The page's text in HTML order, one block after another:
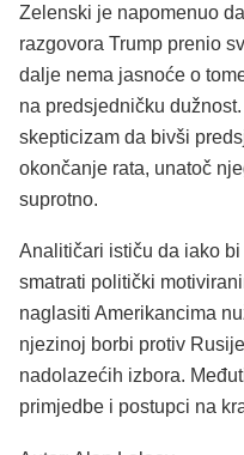
Zelenski je napomenuo
razgovora Trump prenio
dalje nema jasnoće o
na predsjedničku
skepticizam da bivši
okončanje rata, unatoč
suprotno.
Analitičari ističu da iako
smatrati politički
naglasiti Amerikancima
njezinoj borbi protiv
nadolazećih izbora.
primjedbe i postupci na